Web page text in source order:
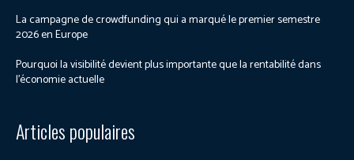
La campagne de crowdfunding qui a marqué le premier semestre
2026 en Europe
Pourquoi la visibilité devient plus importante que la rentabilité dans
l’économie actuelle
Articles populaires